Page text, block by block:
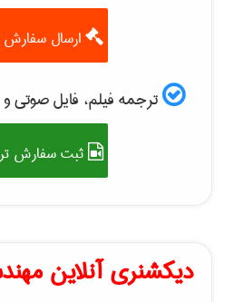
ارسال سفارش
ترجمه فیلم، فایل صوتی
ثبت سفارش
دیکشنری آنلاین